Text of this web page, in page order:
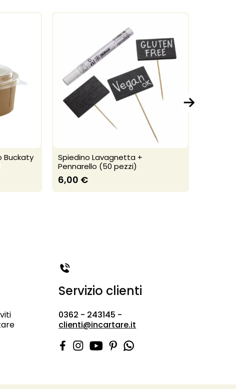
Buckaty
Spiedino Lavagnetta +
Pennarello (50 pezzi)
6,00 €
Servizio clienti
0362 - 243145 -
clienti@incartare.it